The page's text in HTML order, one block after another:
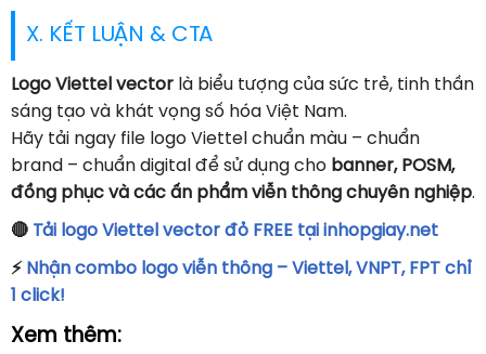
X. KẾT LUẬN & CTA
Logo Viettel vector là biểu tượng của sức trẻ, tinh thần
sáng tạo và khát vọng số hóa Việt Nam.
Hãy tải ngay file logo Viettel chuẩn màu – chuẩn
brand – chuẩn digital để sử dụng cho banner, POSM,
đồng phục và các ấn phẩm viễn thông chuyên nghiệp.
🔴 Tải logo Viettel vector đỏ FREE tại inhopgiay.net
⚡ Nhận combo logo viễn thông – Viettel, VNPT, FPT chỉ
1 click!
Xem thêm: